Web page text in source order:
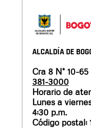
ALCALDÍA DE
Cra 8 N° 10-
381-3000
Horario de
Lunes a
4:30 p.m.
Código postal: